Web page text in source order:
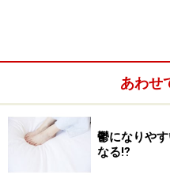
あわせ
鬱になりや
なる⁉